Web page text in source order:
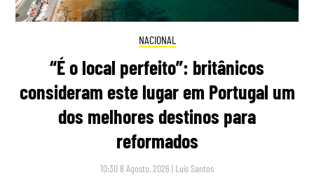
NACIONAL
“É o local perfeito”: britânicos
consideram este lugar em Portugal um
dos melhores destinos para
reformados
10:30 8 Agosto, 2026 | Luís Santos